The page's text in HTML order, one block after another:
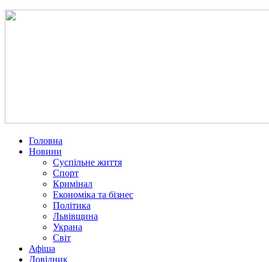
Головна
Новини
Суспільне життя
Спорт
Кримінал
Економіка та бізнес
Політика
Львівщина
Украна
Світ
Афіша
Довідник